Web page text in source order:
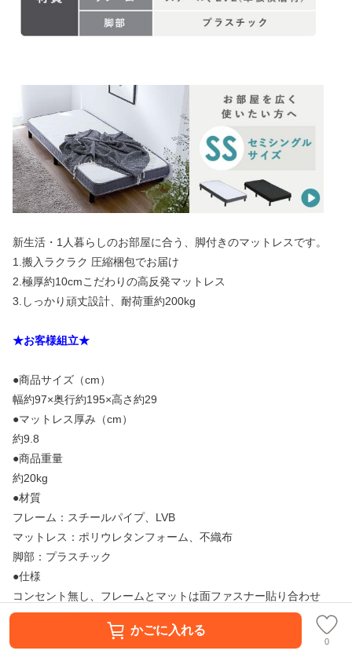
かごに入れる
0
新生活・1人暮らしのお部屋に合う、脚付きのマットレスです。
1.搬入ラクラク 圧縮梱包でお届け
2.極厚約10cmこだわりの高反発マットレス
3.しっかり頑丈設計、耐荷重約200kg
★お客様組立★
●商品サイズ（cm）
幅約97×奥行約195×高さ約29
●マットレス厚み（cm）
約9.8
●商品重量
約20kg
●材質
フレーム：スチールパイプ、LVB
マットレス：ポリウレタンフォーム、不織布
脚部：プラスチック
●仕様
コンセント無し、フレームとマットは面ファスナー貼り合わせ
●組立時間めやす